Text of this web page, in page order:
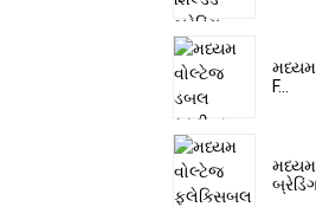
મધ્યમ
F...